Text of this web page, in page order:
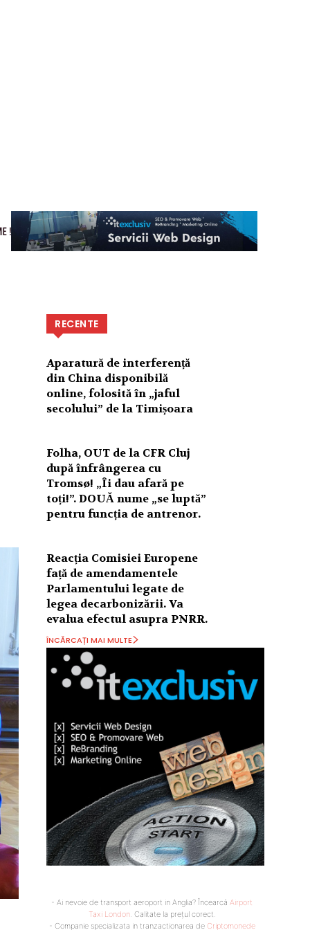
RECENTE
Aparatură de interferență
din China disponibilă
online, folosită în „jaful
secolului” de la Timișoara
Folha, OUT de la CFR Cluj
după înfrângerea cu
Tromsø! „Îi dau afară pe
toți!”. DOUĂ nume „se luptă”
pentru funcția de antrenor.
Reacția Comisiei Europene
față de amendamentele
Parlamentului legate de
legea decarbonizării. Va
evalua efectul asupra PNRR.
ÎNCĂRCAȚI MAI MULTE
- Ai nevoie de transport aeroport in Anglia? Încearcă Airport
Taxi London. Calitate la prețul corect.
- Companie specializata in tranzactionarea de Criptomonede